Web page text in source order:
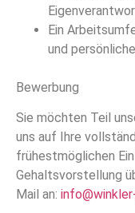
Ein
und
Bewerbung
Sie möchten Teil
uns auf Ihre
frühestmöglichen
Gehaltsvorstellung
Mail an: